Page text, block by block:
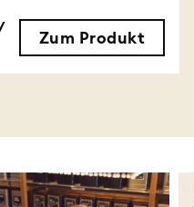
Zum Produkt